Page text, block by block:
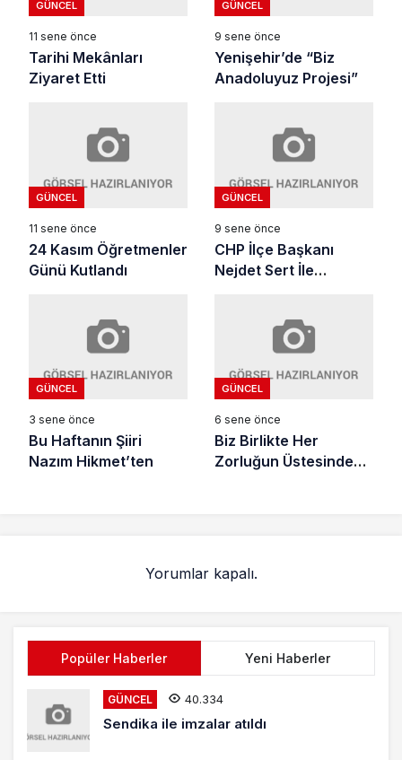
GÜNCEL
11 sene önce
Tarihi Mekânları
Ziyaret Etti
GÜNCEL
9 sene önce
Yenişehir’de “Biz
Anadoluyuz Projesi”
GÜNCEL
11 sene önce
24 Kasım Öğretmenler
Günü Kutlandı
GÜNCEL
9 sene önce
CHP İlçe Başkanı
Nejdet Sert İle
GÜNCEL
3 sene önce
Bu Haftanın Şiiri
Nazım Hikmet’ten
GÜNCEL
6 sene önce
Biz Birlikte Her
Zorluğun Üstesinden
Yorumlar kapalı.
Popüler Haberler Yeni Haberler
GÜNCEL 40.334
Sendika ile imzalar atıldı